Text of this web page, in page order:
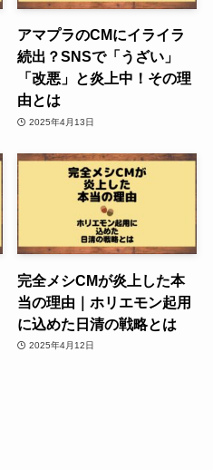
アマプラのCMにイライラ
続出？SNSで「うざい」
「改悪」と炎上中！その理
由とは
2025年4月13日
完全メシCMが炎上した本
当の理由｜ホリエモン起用
に込めた日清の戦略とは
2025年4月12日